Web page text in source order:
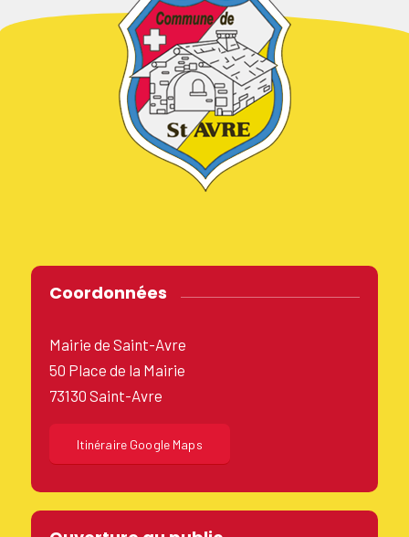
Coordonnées
Mairie de Saint-Avre
50 Place de la Mairie
73130 Saint-Avre
Itinéraire Google Maps